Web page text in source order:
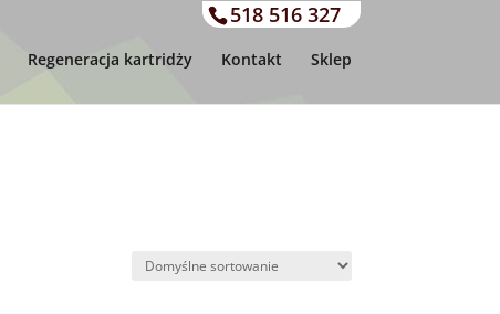
518 516 327
Regeneracja kartridży Kontakt Sklep